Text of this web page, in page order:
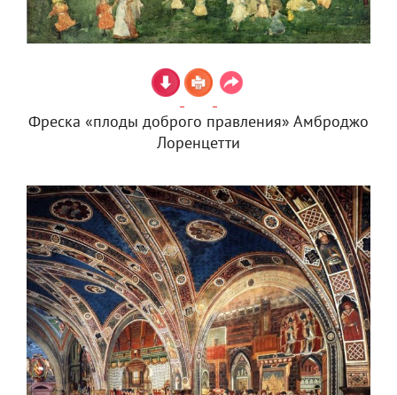
Фреска «плоды доброго правления» Амброджо
Лоренцетти